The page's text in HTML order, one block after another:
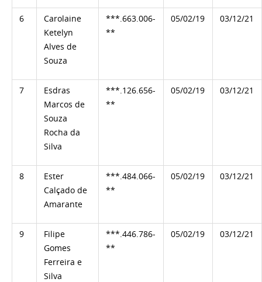
6
Carolaine
Ketelyn
Alves de
Souza
***.663.006-
**
05/02/19 03/12/21
7
Esdras
Marcos de
Souza
Rocha da
Silva
***.126.656-
**
05/02/19 03/12/21
8
Ester
Calçado de
Amarante
***.484.066-
**
05/02/19 03/12/21
9
Filipe
Gomes
Ferreira e
Silva
***.446.786-
**
05/02/19 03/12/21